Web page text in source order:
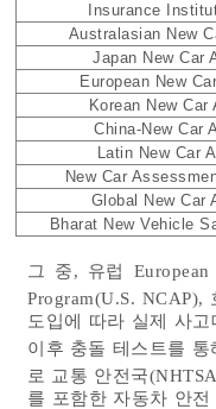
Insurance
Australasian New
Japan New Car
European New
Korean New
China-New Car
Latin New Car
New Car
Global New Car
Bharat New Vehicle
그 중, 유럽 European
Program(U.S. NCAP),
도입에 따라 실제 사
이후 충돌 테스트를
로 교통 안전국
를 포함한 자동차 안